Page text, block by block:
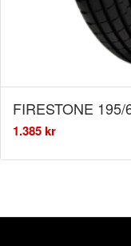
FIRESTONE
1.385kr